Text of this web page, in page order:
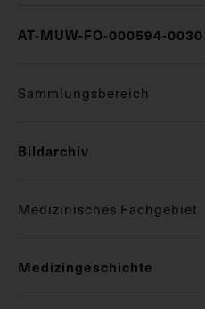
AT-MUW-FO-000594-0030
Sammlungsbereich
Bildarchiv
Medizinisches Fachgebiet
Medizingeschichte